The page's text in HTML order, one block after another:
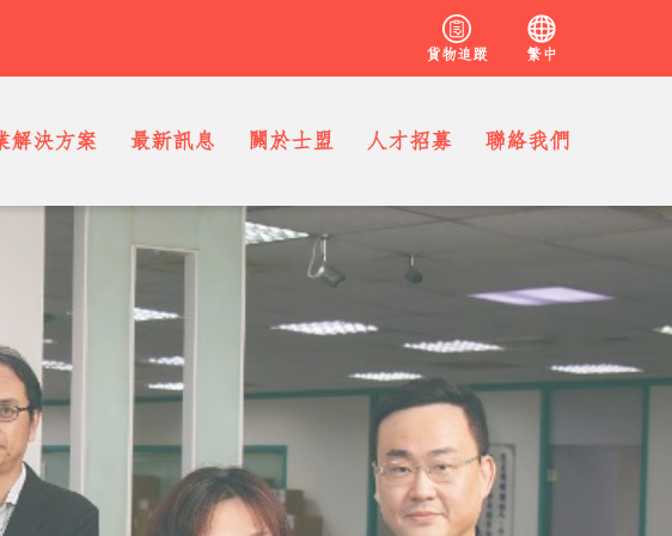
貨物追蹤 繁中
解決方案 最新訊息 關於士盟 人才招募 聯絡我們